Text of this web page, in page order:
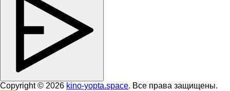
Copyright © 2026 kino-yopta.space. Все права защищены.